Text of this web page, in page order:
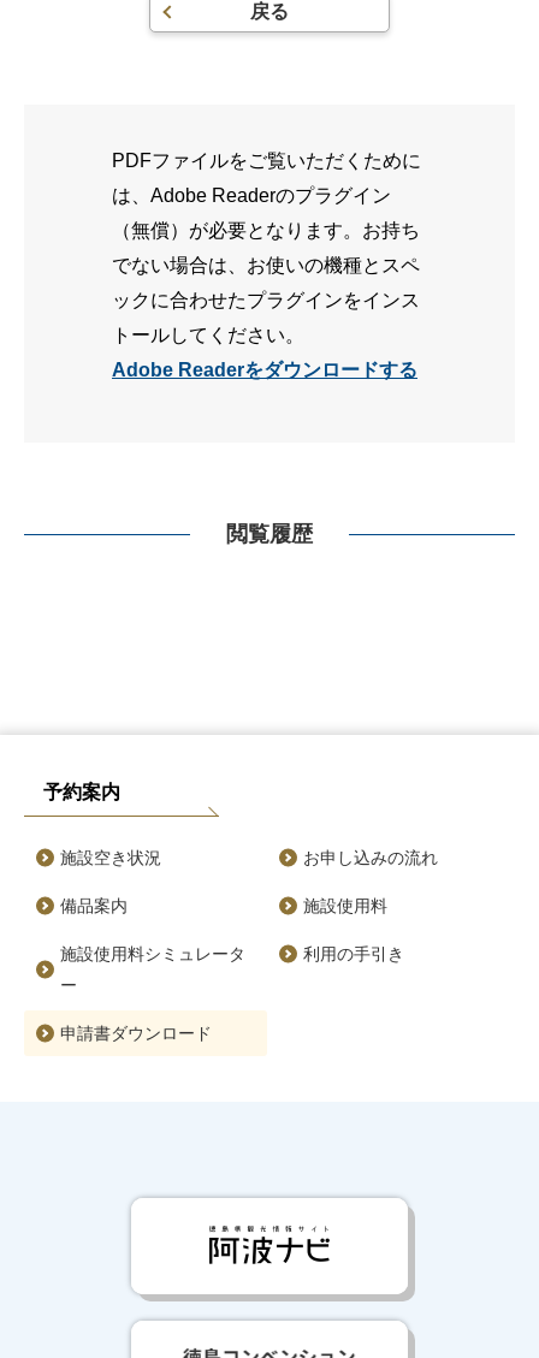
PDFファイルをご覧いただくために
は、Adobe Readerのプラグイン
（無償）が必要となります。お持ち
でない場合は、お使いの機種とスペ
ックに合わせたプラグインをインス
トールしてください。
Adobe Readerをダウンロードする
閲覧履歴
戻る
予約案内
施設空き状況 お申し込みの流れ
備品案内 施設使用料
施設使用料シミュレータ
ー
利用の手引き
申請書ダウンロード